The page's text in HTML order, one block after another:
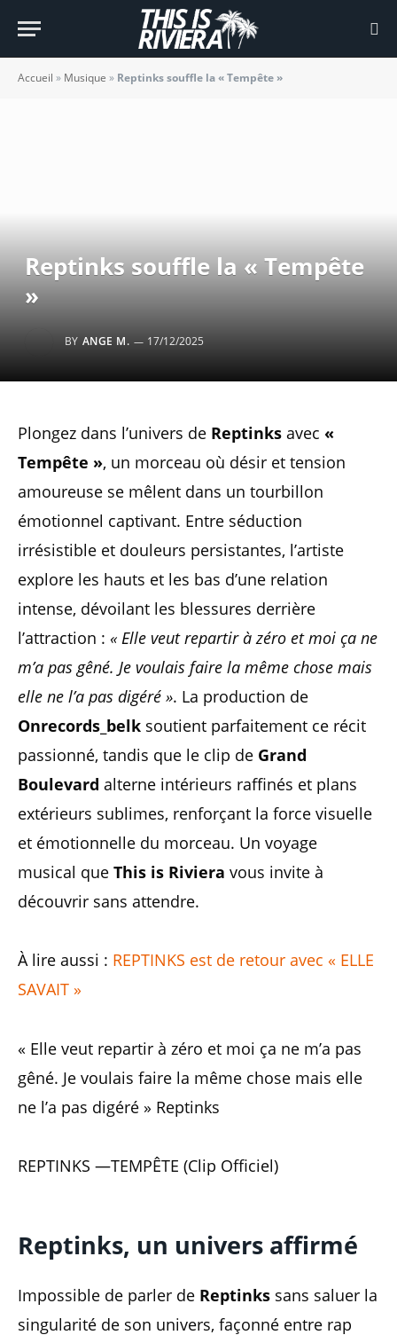
Accueil » Musique » Reptinks souffle la « Tempête »
Reptinks souffle la « Tempête
»
BY ANGE M. 17/12/2025
Plongez dans l’univers de Reptinks avec «
Tempête », un morceau où désir et tension
amoureuse se mêlent dans un tourbillon
émotionnel captivant. Entre séduction
irrésistible et douleurs persistantes, l’artiste
explore les hauts et les bas d’une relation
intense, dévoilant les blessures derrière
l’attraction : « Elle veut repartir à zéro et moi ça ne
m’a pas gêné. Je voulais faire la même chose mais
elle ne l’a pas digéré ». La production de
Onrecords_belk soutient parfaitement ce récit
passionné, tandis que le clip de Grand
Boulevard alterne intérieurs raffinés et plans
extérieurs sublimes, renforçant la force visuelle
et émotionnelle du morceau. Un voyage
musical que This is Riviera vous invite à
découvrir sans attendre.
À lire aussi : REPTINKS est de retour avec « ELLE
SAVAIT »
« Elle veut repartir à zéro et moi ça ne m’a pas
gêné. Je voulais faire la même chose mais elle
ne l’a pas digéré » Reptinks
REPTINKS —TEMPÊTE (Clip Officiel)
Reptinks, un univers affirmé
Impossible de parler de Reptinks sans saluer la
singularité de son univers, façonné entre rap